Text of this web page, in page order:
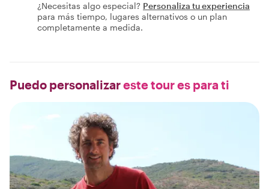
¿Necesitas algo especial? Personaliza tu experiencia
para más tiempo, lugares alternativos o un plan
completamente a medida.
Puedo personalizareste tour es para ti